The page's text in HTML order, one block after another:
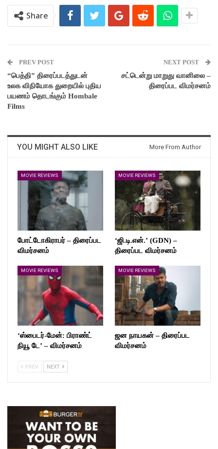
Share
PREV POST
“பெத்தி” திரைப்படத்துடன்
உலக விநியோக துறையில் புதிய
பயணம் தொடங்கும் Hombale
Films
NEXT POST
சட்டென்று மாறுது வானிலை –
திரைப்பட விமர்சனம்
YOU MIGHT ALSO LIKE More From Author
MOVIE REVIEWS
போட்டோகிராபர் – திரைப்பட
விமர்சனம்
MOVIE REVIEWS
‘ஜி.டி.என்.’ (GDN) –
திரைப்பட விமர்சனம்
MOVIE REVIEWS
‘ஸ்பைடர்-மேன்: பிராண்ட்
நியூ டே’ – விமர்சனம்
MOVIE REVIEWS
ஜன நாயகன் – திரைப்பட
விமர்சனம்
PREV NEXT